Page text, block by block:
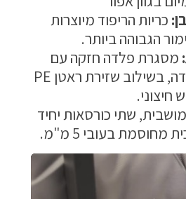
כריות הריפוד מיוצרות
הגבוהה ביותר.
מסגרת פלדה חזקה עם
ציפוי אבקה נגד חלודה, בשילוב שזירת ראטן PE
חיצוני.
שתי כורסאות יחיד
בעובי 5 מ"מ.